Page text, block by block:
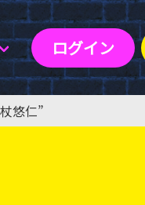
ログイン
悠仁”